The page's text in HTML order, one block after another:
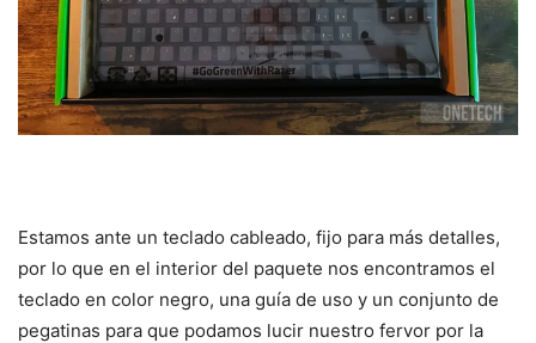
Estamos ante un teclado cableado, fijo para más detalles,
por lo que en el interior del paquete nos encontramos el
teclado en color negro, una guía de uso y un conjunto de
pegatinas para que podamos lucir nuestro fervor por la